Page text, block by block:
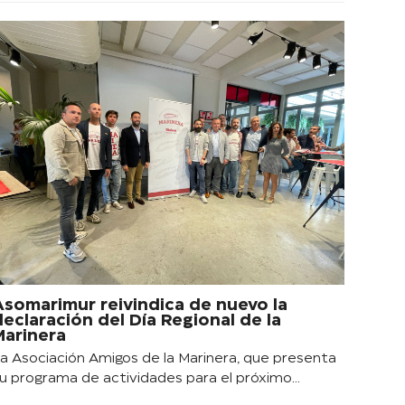
reivindica de nuevo la
del Día Regional de la
Asociación Amigos de la Marinera, que presenta
programa de actividades para el próximo…